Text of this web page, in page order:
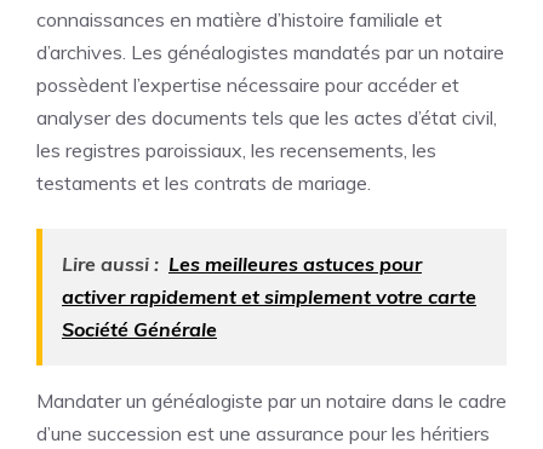
connaissances en matière d’histoire familiale et
d’archives. Les généalogistes mandatés par un notaire
possèdent l’expertise nécessaire pour accéder et
analyser des documents tels que les actes d’état civil,
les registres paroissiaux, les recensements, les
testaments et les contrats de mariage.
Lire aussi : Les meilleures astuces pour
activer rapidement et simplement votre carte
Société Générale
Mandater un généalogiste par un notaire dans le cadre
d’une succession est une assurance pour les héritiers